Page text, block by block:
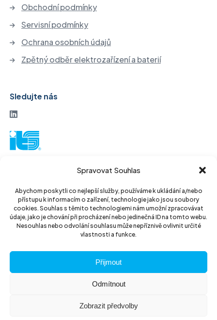
Spravovat Souhlas
Abychom poskytli co nejlepší služby, používáme k ukládání a/nebo
přístupu k informacím o zařízení, technologie jako jsou soubory
cookies. Souhlas s těmito technologiemi nám umožní zpracovávat
údaje, jako je chování při procházení nebo jedinečná ID na tomto webu.
Nesouhlas nebo odvolání souhlasu může nepříznivě ovlivnit určité
vlastnosti a funkce.
Přijmout
Odmítnout
Zobrazit předvolby
Obchodní podmínky
Servisní podmínky
Ochrana osobních údajů
Zpětný odběr elektrozařízení a baterií
Sledujte nás
130 52 Praha3
Czech Republic
IČ: 14889811
© 2026 ITS akciová společnost